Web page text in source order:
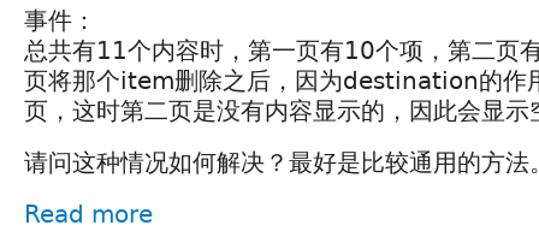
事件：
总共有11个内容时，第一页有10个项，第二页
页将那个item删除之后，因为destination的作
页，这时第二页是没有内容显示的，因此会显示
请问这种情况如何解决？最好是比较通用的方法
Read more